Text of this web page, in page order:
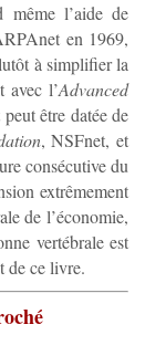
même l’aide de
en 1969,
à simplifier la
avec l’Advanced
être datée de
, NSFnet, et
consécutive du
extrêmement
de l’économie,
vertébrale est
de ce livre.